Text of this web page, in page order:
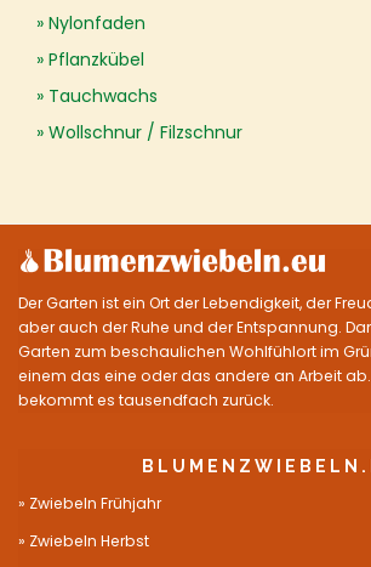
Nylonfaden
Pflanzkübel
Tauchwachs
Wollschnur / Filzschnur
Der Garten ist ein Ort der Lebendigkeit, der
aber auch der Ruhe und der Entspannung.
Garten zum beschaulichen Wohlfühlort im
einem das eine oder das andere an Arbeit
bekommt es tausendfach zurück.
Zwiebeln Frühjahr
Zwiebeln Herbst